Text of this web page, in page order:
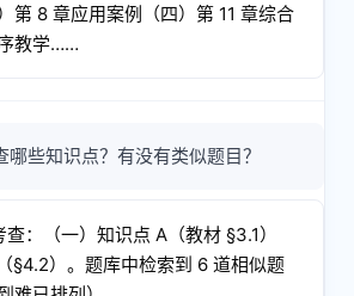
第 8 章应用案例（四）第 11 章综合
教学……
哪些知识点？有没有类似题目？
：（一）知识点 A（教材 §3.1）
§4.2）。题库中检索到 6 道相似题